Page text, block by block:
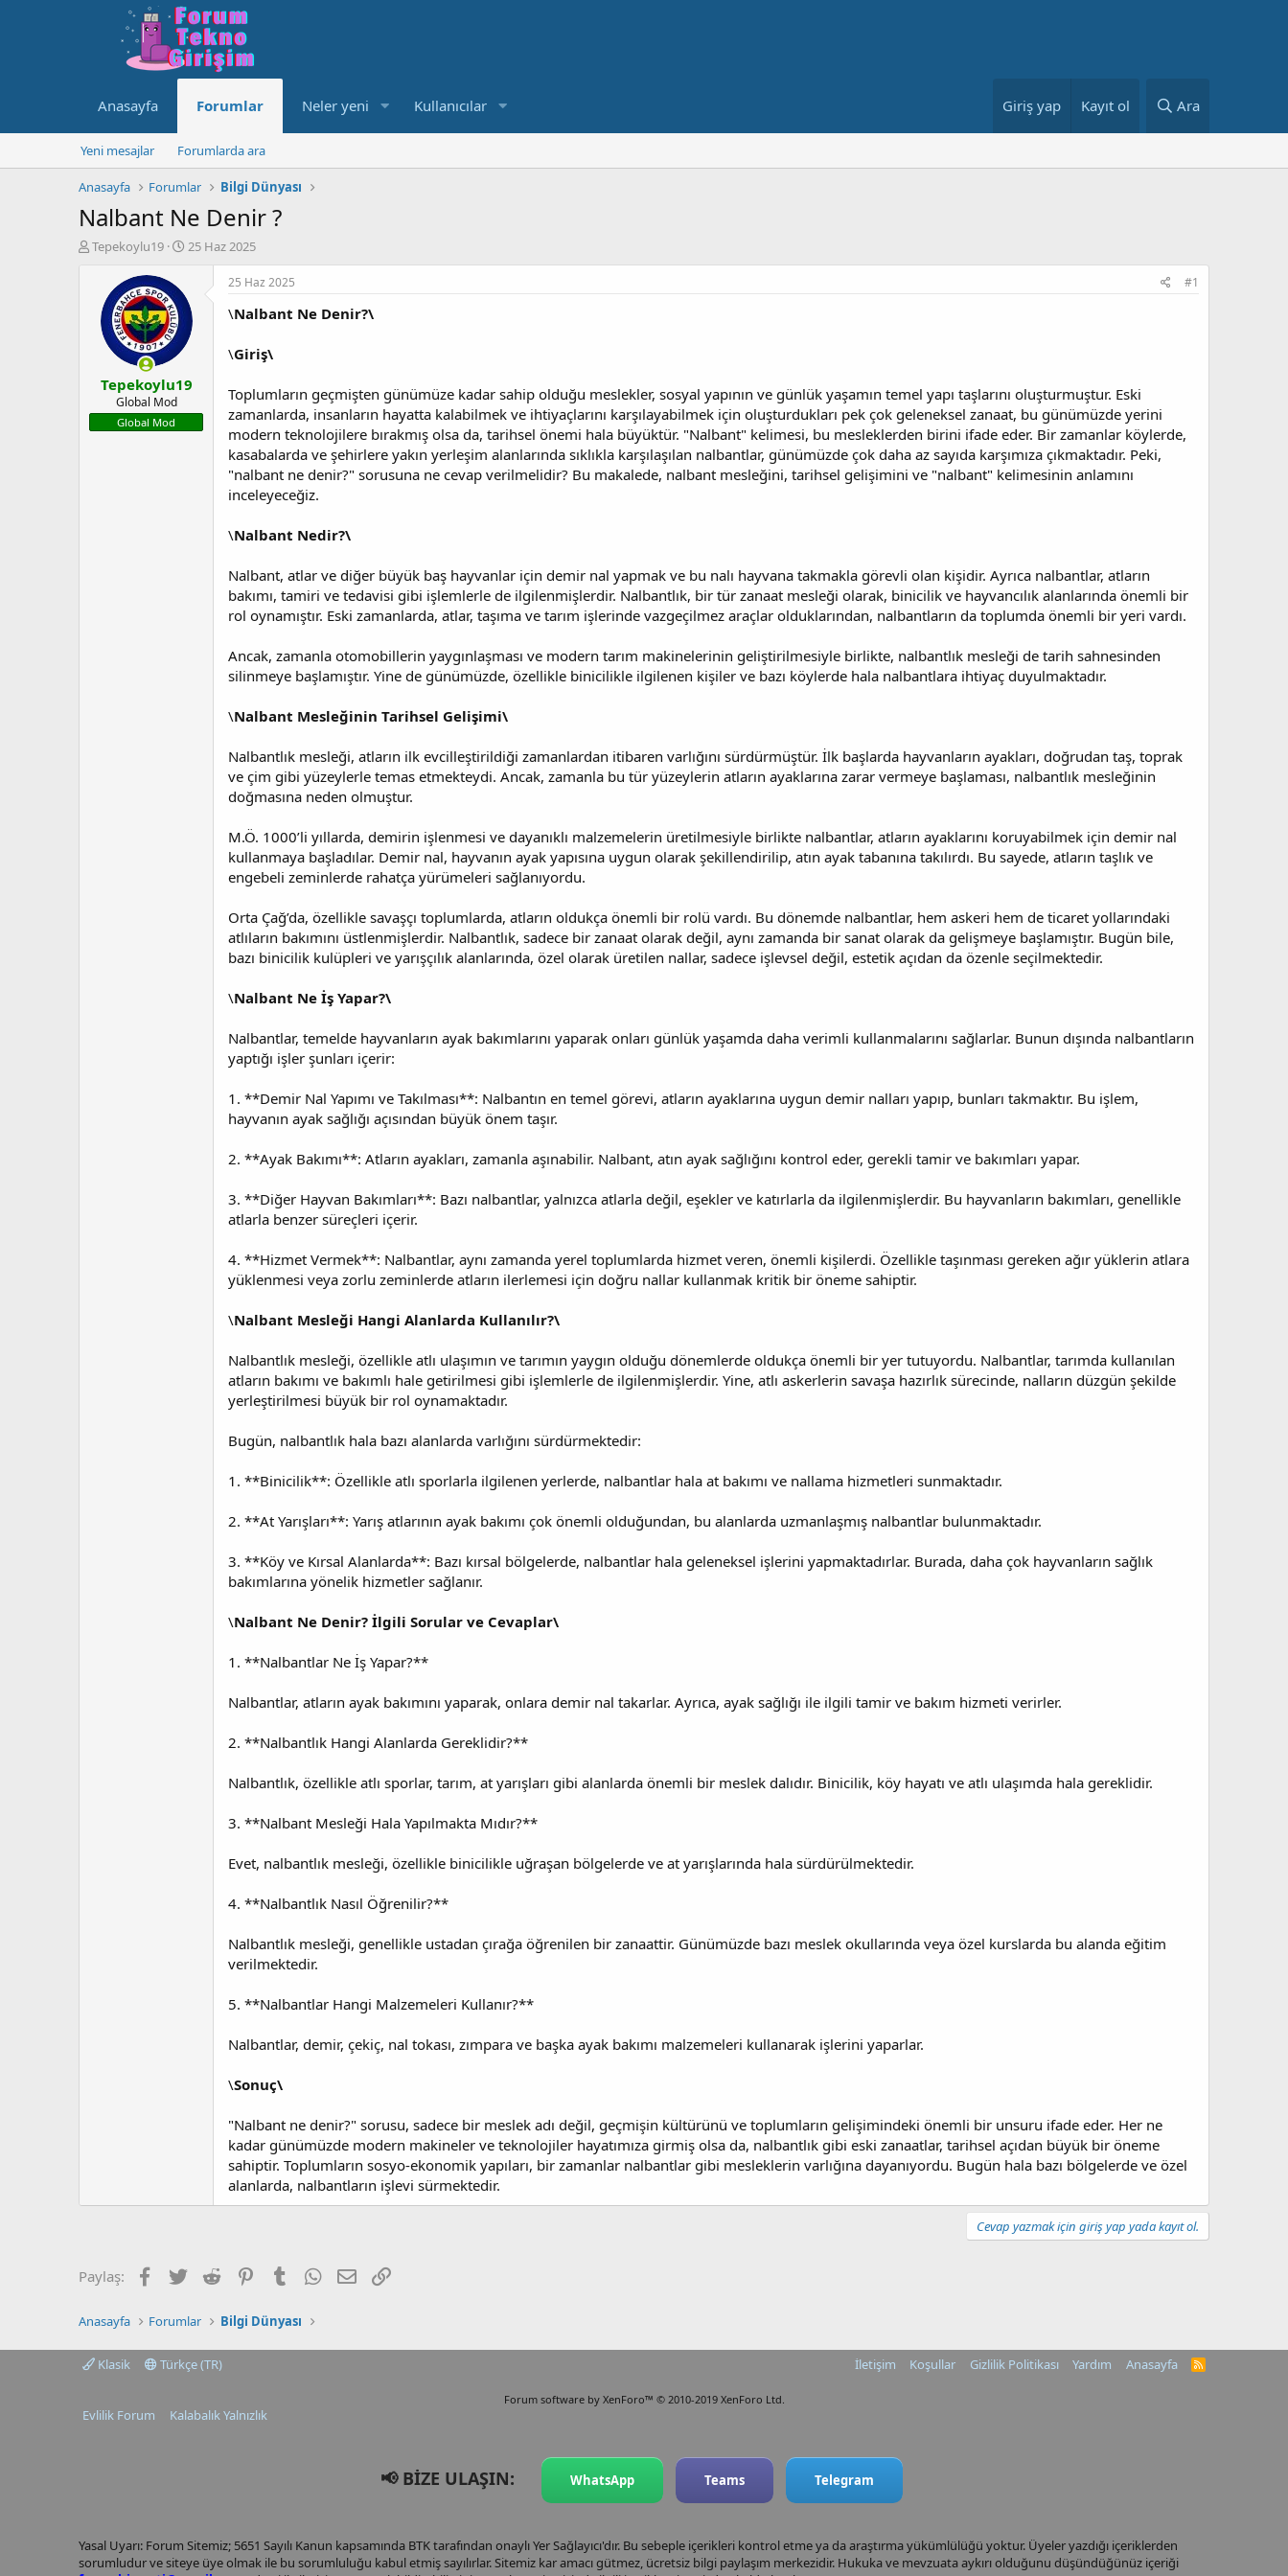
Anasayfa Forumlar Neler yeni Kullanıcılar Giriş yap Kayıt ol Ara
Yeni mesajlar Forumlarda ara
Anasayfa Forumlar Bilgi Dünyası
Nalbant Ne Denir ?
K
a
t
Tepekoylu19
B
l
a
n
g
ç
a
r
25 Haz 2025
Tepekoylu19
Global Mod
Global Mod
25 Haz 2025 #1
\Nalbant Ne Denir?\
\Giriş\
Toplumların geçmişten günümüze kadar sahip olduğu meslekler, sosyal yapının ve günlük yaşamın temel yapı taşlarını oluşturmuştur. Eski
zamanlarda, insanların hayatta kalabilmek ve ihtiyaçlarını karşılayabilmek için oluşturdukları pek çok geleneksel zanaat, bu günümüzde yerini
modern teknolojilere bırakmış olsa da, tarihsel önemi hala büyüktür. "Nalbant" kelimesi, bu mesleklerden birini ifade eder. Bir zamanlar köylerde,
kasabalarda ve şehirlere yakın yerleşim alanlarında sıklıkla karşılaşılan nalbantlar, günümüzde çok daha az sayıda karşımıza çıkmaktadır. Peki,
"nalbant ne denir?" sorusuna ne cevap verilmelidir? Bu makalede, nalbant mesleğini, tarihsel gelişimini ve "nalbant" kelimesinin anlamını
inceleyeceğiz.
\Nalbant Nedir?\
Nalbant, atlar ve diğer büyük baş hayvanlar için demir nal yapmak ve bu nalı hayvana takmakla görevli olan kişidir. Ayrıca nalbantlar, atların
bakımı, tamiri ve tedavisi gibi işlemlerle de ilgilenmişlerdir. Nalbantlık, bir tür zanaat mesleği olarak, binicilik ve hayvancılık alanlarında önemli bir
rol oynamıştır. Eski zamanlarda, atlar, taşıma ve tarım işlerinde vazgeçilmez araçlar olduklarından, nalbantların da toplumda önemli bir yeri vardı.
Ancak, zamanla otomobillerin yaygınlaşması ve modern tarım makinelerinin geliştirilmesiyle birlikte, nalbantlık mesleği de tarih sahnesinden
silinmeye başlamıştır. Yine de günümüzde, özellikle binicilikle ilgilenen kişiler ve bazı köylerde hala nalbantlara ihtiyaç duyulmaktadır.
\Nalbant Mesleğinin Tarihsel Gelişimi\
Nalbantlık mesleği, atların ilk evcilleştirildiği zamanlardan itibaren varlığını sürdürmüştür. İlk başlarda hayvanların ayakları, doğrudan taş, toprak
ve çim gibi yüzeylerle temas etmekteydi. Ancak, zamanla bu tür yüzeylerin atların ayaklarına zarar vermeye başlaması, nalbantlık mesleğinin
doğmasına neden olmuştur.
M.Ö. 1000’li yıllarda, demirin işlenmesi ve dayanıklı malzemelerin üretilmesiyle birlikte nalbantlar, atların ayaklarını koruyabilmek için demir nal
kullanmaya başladılar. Demir nal, hayvanın ayak yapısına uygun olarak şekillendirilip, atın ayak tabanına takılırdı. Bu sayede, atların taşlık ve
engebeli zeminlerde rahatça yürümeleri sağlanıyordu.
Orta Çağ’da, özellikle savaşçı toplumlarda, atların oldukça önemli bir rolü vardı. Bu dönemde nalbantlar, hem askeri hem de ticaret yollarındaki
atlıların bakımını üstlenmişlerdir. Nalbantlık, sadece bir zanaat olarak değil, aynı zamanda bir sanat olarak da gelişmeye başlamıştır. Bugün bile,
bazı binicilik kulüpleri ve yarışçılık alanlarında, özel olarak üretilen nallar, sadece işlevsel değil, estetik açıdan da özenle seçilmektedir.
\Nalbant Ne İş Yapar?\
Nalbantlar, temelde hayvanların ayak bakımlarını yaparak onları günlük yaşamda daha verimli kullanmalarını sağlarlar. Bunun dışında nalbantların
yaptığı işler şunları içerir:
1. **Demir Nal Yapımı ve Takılması**: Nalbantın en temel görevi, atların ayaklarına uygun demir nalları yapıp, bunları takmaktır. Bu işlem,
hayvanın ayak sağlığı açısından büyük önem taşır.
2. **Ayak Bakımı**: Atların ayakları, zamanla aşınabilir. Nalbant, atın ayak sağlığını kontrol eder, gerekli tamir ve bakımları yapar.
3. **Diğer Hayvan Bakımları**: Bazı nalbantlar, yalnızca atlarla değil, eşekler ve katırlarla da ilgilenmişlerdir. Bu hayvanların bakımları, genellikle
atlarla benzer süreçleri içerir.
4. **Hizmet Vermek**: Nalbantlar, aynı zamanda yerel toplumlarda hizmet veren, önemli kişilerdi. Özellikle taşınması gereken ağır yüklerin atlara
yüklenmesi veya zorlu zeminlerde atların ilerlemesi için doğru nallar kullanmak kritik bir öneme sahiptir.
\Nalbant Mesleği Hangi Alanlarda Kullanılır?\
Nalbantlık mesleği, özellikle atlı ulaşımın ve tarımın yaygın olduğu dönemlerde oldukça önemli bir yer tutuyordu. Nalbantlar, tarımda kullanılan
atların bakımı ve bakımlı hale getirilmesi gibi işlemlerle de ilgilenmişlerdir. Yine, atlı askerlerin savaşa hazırlık sürecinde, nalların düzgün şekilde
yerleştirilmesi büyük bir rol oynamaktadır.
Bugün, nalbantlık hala bazı alanlarda varlığını sürdürmektedir:
1. **Binicilik**: Özellikle atlı sporlarla ilgilenen yerlerde, nalbantlar hala at bakımı ve nallama hizmetleri sunmaktadır.
2. **At Yarışları**: Yarış atlarının ayak bakımı çok önemli olduğundan, bu alanlarda uzmanlaşmış nalbantlar bulunmaktadır.
3. **Köy ve Kırsal Alanlarda**: Bazı kırsal bölgelerde, nalbantlar hala geleneksel işlerini yapmaktadırlar. Burada, daha çok hayvanların sağlık
bakımlarına yönelik hizmetler sağlanır.
\Nalbant Ne Denir? İlgili Sorular ve Cevaplar\
1. **Nalbantlar Ne İş Yapar?**
Nalbantlar, atların ayak bakımını yaparak, onlara demir nal takarlar. Ayrıca, ayak sağlığı ile ilgili tamir ve bakım hizmeti verirler.
2. **Nalbantlık Hangi Alanlarda Gereklidir?**
Nalbantlık, özellikle atlı sporlar, tarım, at yarışları gibi alanlarda önemli bir meslek dalıdır. Binicilik, köy hayatı ve atlı ulaşımda hala gereklidir.
3. **Nalbant Mesleği Hala Yapılmakta Mıdır?**
Evet, nalbantlık mesleği, özellikle binicilikle uğraşan bölgelerde ve at yarışlarında hala sürdürülmektedir.
4. **Nalbantlık Nasıl Öğrenilir?**
Nalbantlık mesleği, genellikle ustadan çırağa öğrenilen bir zanaattir. Günümüzde bazı meslek okullarında veya özel kurslarda bu alanda eğitim
verilmektedir.
5. **Nalbantlar Hangi Malzemeleri Kullanır?**
Nalbantlar, demir, çekiç, nal tokası, zımpara ve başka ayak bakımı malzemeleri kullanarak işlerini yaparlar.
\Sonuç\
"Nalbant ne denir?" sorusu, sadece bir meslek adı değil, geçmişin kültürünü ve toplumların gelişimindeki önemli bir unsuru ifade eder. Her ne
kadar günümüzde modern makineler ve teknolojiler hayatımıza girmiş olsa da, nalbantlık gibi eski zanaatlar, tarihsel açıdan büyük bir öneme
sahiptir. Toplumların sosyo-ekonomik yapıları, bir zamanlar nalbantlar gibi mesleklerin varlığına dayanıyordu. Bugün hala bazı bölgelerde ve özel
alanlarda, nalbantların işlevi sürmektedir.
Cevap yazmak için giriş yap yada kayıt ol.
Paylaş: Facebook
TwitterReddit PinterestTumblrWhatsApp
E-postaLink
Anasayfa Forumlar Bilgi Dünyası
Klasik Türkçe (TR) İletişim Koşullar Gizlilik Politikası Yardım Anasayfa
R
Forum software by XenForo™ © 2010-2019 XenForo Ltd.
Evlilik Forum Kalabalık Yalnızlık
📢 BİZE ULAŞIN: WhatsApp Teams Telegram
Yasal Uyarı: Forum Sitemiz; 5651 Sayılı Kanun kapsamında BTK tarafından onaylı Yer Sağlayıcı'dır. Bu sebeple içerikleri kontrol etme ya da araştırma yükümlülüğü yoktur. Üyeler yazdığı içeriklerden
sorumludur ve siteye üye olmak ile bu sorumluluğu kabul etmiş sayılırlar. Sitemiz kar amacı gütmez, ücretsiz bilgi paylaşım merkezidir. Hukuka ve mevzuata aykırı olduğunu düşündüğünüz içeriği